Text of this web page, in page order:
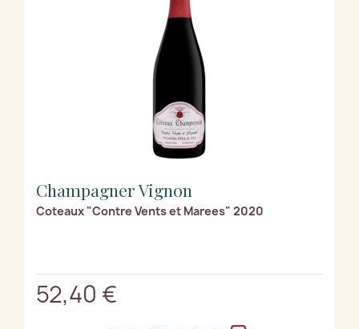
Champagner Vignon
Coteaux "Contre Vents et Marees" 2020
52,40 €